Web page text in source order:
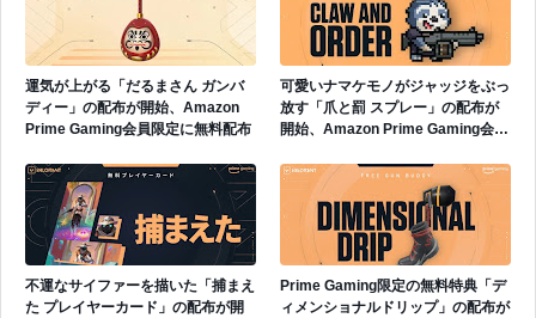
運気が上がる「だるまさん ガンバ
ディー」の配布が開始、Amazon
Prime Gaming会員限定に無料配布
可愛いナマケモノがジャッジをぶっ
放す「爪と罰 スプレー」の配布が
開始、Amazon Prime Gaming会員
不運なサイファーを描いた「捕まえ
た プレイヤーカード」の配布が開
Prime Gaming限定の無料特典「デ
ィメンショナルドリップ」の配布が